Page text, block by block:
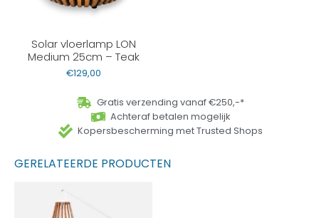
Solar vloerlamp LON
Medium 25cm – Teak
€129,00
Gratis verzending vanaf €250,-*
Achteraf betalen mogelijk
Kopersbescherming met Trusted Shops
GERELATEERDE PRODUCTEN